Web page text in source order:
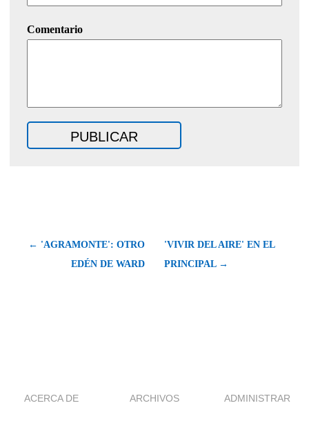
Comentario
← 'AGRAMONTE': OTRO
EDÉN DE WARD
'VIVIR DEL AIRE' EN EL
PRINCIPAL →
ACERCA DE ARCHIVOS ADMINISTRAR